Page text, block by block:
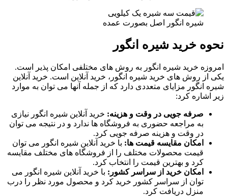
شیره انگور اصل بصورت عمده
نحوه خرید شیره انگور
امروزه خرید شیره انگور به روش های مختلفی امکان پذیر است.
یکی از روش های خرید شیره انگور، خرید آنلاین است. خرید آنلاین
شیره انگور مزایای متعددی دارد که از جمله آنها می توان به موارد
زیر اشاره کرد:
صرفه جویی در وقت و هزینه: خرید آنلاین شیره انگور نیازی
به مراجعه حضوری به فروشگاه ها ندارد و در نتیجه می توان
در وقت و هزینه صرفه جویی کرد.
امکان مقایسه قیمت ها: با خرید آنلاین شیره انگور می توان
قیمت محصولات مختلف را از فروشگاه های مختلف مقایسه
کرد و بهترین قیمت را انتخاب کرد.
امکان خرید از سراسر کشور: با خرید آنلاین شیره انگور می
توان از سراسر کشور خرید کرد و محصول مورد نظر را درب
منزل دریافت کرد.